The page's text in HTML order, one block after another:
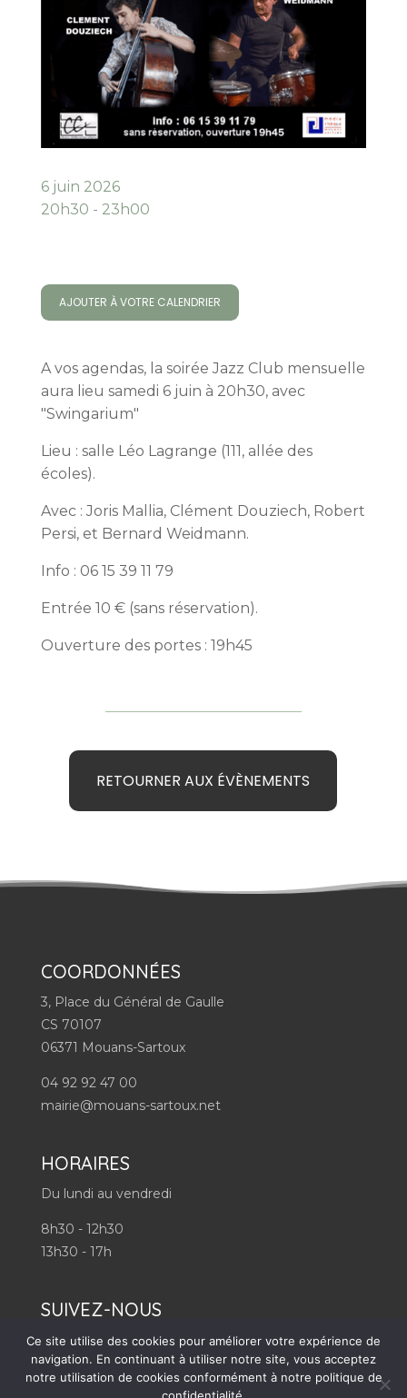
6 juin 2026
20h30 - 23h00
AJOUTER À VOTRE CALENDRIER
A vos agendas, la soirée Jazz Club mensuelle
aura lieu samedi 6 juin à 20h30, avec
"Swingarium"
Lieu : salle Léo Lagrange (111, allée des
écoles).
Avec : Joris Mallia, Clément Douziech, Robert
Persi, et Bernard Weidmann.
Info : 06 15 39 11 79
Entrée 10 € (sans réservation).
Ouverture des portes : 19h45
RETOURNER AUX ÉVÈNEMENTS
COORDONNÉES
3, Place du Général de Gaulle
CS 70107
06371 Mouans-Sartoux
04 92 92 47 00
mairie@mouans-sartoux.net
HORAIRES
Du lundi au vendredi
8h30 - 12h30
13h30 - 17h
SUIVEZ-NOUS
Ce site utilise des cookies pour améliorer votre expérience de
navigation. En continuant à utiliser notre site, vous acceptez
notre utilisation de cookies conformément à notre politique de